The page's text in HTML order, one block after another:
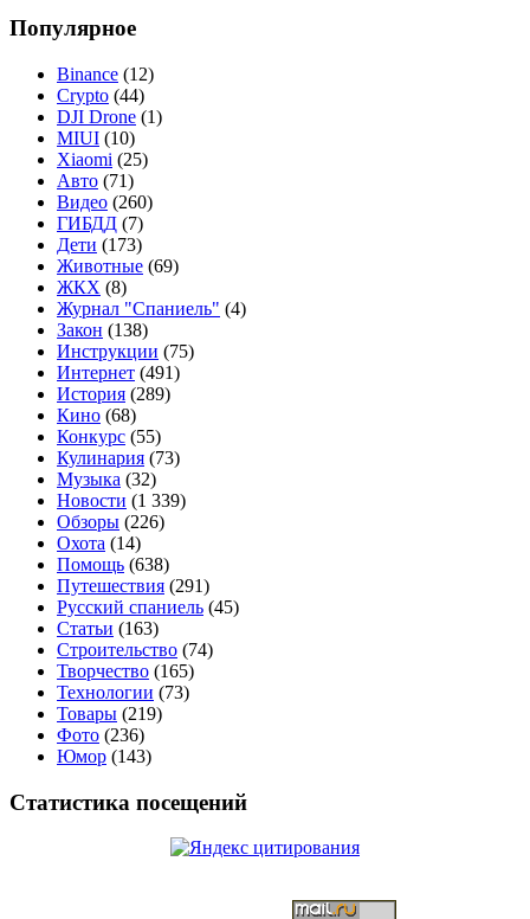
Популярное
Binance (12)
Crypto (44)
DJI Drone (1)
MIUI (10)
Xiaomi (25)
Авто (71)
Видео (260)
ГИБДД (7)
Дети (173)
Животные (69)
ЖКХ (8)
Журнал "Спаниель" (4)
Закон (138)
Инструкции (75)
Интернет (491)
История (289)
Кино (68)
Конкурс (55)
Кулинария (73)
Музыка (32)
Новости (1 339)
Обзоры (226)
Охота (14)
Помощь (638)
Путешествия (291)
Русский спаниель (45)
Статьи (163)
Строительство (74)
Творчество (165)
Технологии (73)
Товары (219)
Фото (236)
Юмор (143)
Статистика посещений